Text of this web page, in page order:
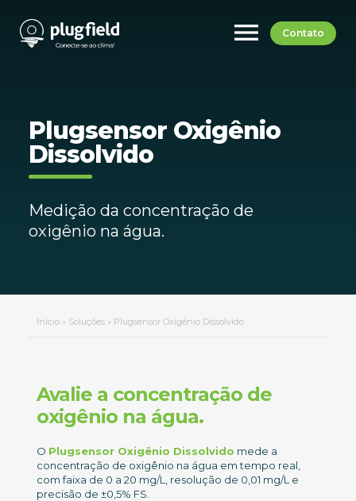
Contato
menu
Plugsensor Oxigênio
Dissolvido
Medição da concentração de
oxigênio na água.
Início » Soluções » Plugsensor Oxigênio Dissolvido
Avalie a concentração de
oxigênio na água.
O Plugsensor Oxigênio Dissolvido mede a
concentração de oxigênio na água em tempo real,
com faixa de 0 a 20 mg/L, resolução de 0,01 mg/L e
precisão de ±0,5% FS.